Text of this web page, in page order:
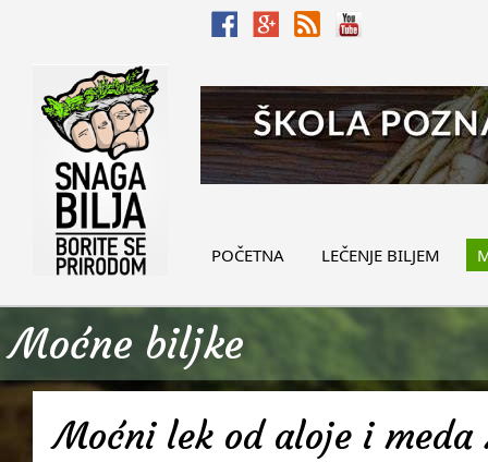
POČETNA LEČENJE BILJEM
Moćne biljke
Moćni lek od aloje i meda